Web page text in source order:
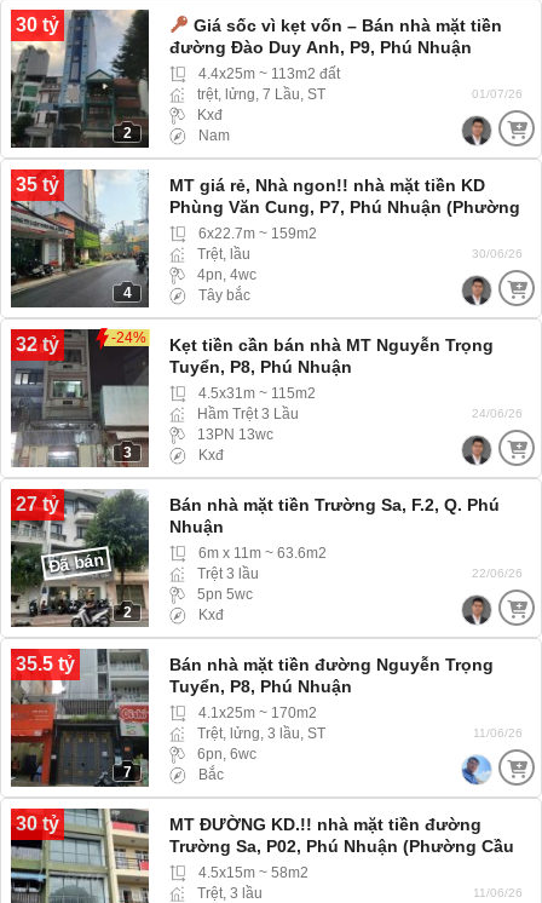
30 tỷ
2
Giá sốc vì kẹt vốn – Bán nhà mặt tiền
đường Đào Duy Anh, P9, Phú Nhuận
4.4x25m ~ 113m2 đất
trệt, lửng, 7 Lầu, ST
Kxđ
Nam
01/07/26
35 tỷ
4
MT giá rẻ, Nhà ngon!! nhà mặt tiền KD
Phùng Văn Cung, P7, Phú Nhuận (Phường
Cầu Kiệu) mặt tiền KD
6x22.7m ~ 159m2
Trệt, lầu
4pn, 4wc
Tây bắc
30/06/26
32 tỷ -24%
3
Kẹt tiền cần bán nhà MT Nguyễn Trọng
Tuyển, P8, Phú Nhuận
4.5x31m ~ 115m2
Hầm Trệt 3 Lầu
13PN 13wc
Kxđ
24/06/26
27 tỷ
2
Đã bán
Bán nhà mặt tiền Trường Sa, F.2, Q. Phú
Nhuận
6m x 11m ~ 63.6m2
Trệt 3 lầu
5pn 5wc
Kxđ
22/06/26
35.5 tỷ
7
Bán nhà mặt tiền đường Nguyễn Trọng
Tuyển, P8, Phú Nhuận
4.1x25m ~ 170m2
Trệt, lửng, 3 lầu, ST
6pn, 6wc
Bắc
11/06/26
30 tỷ
MT ĐƯỜNG KD.!! nhà mặt tiền đường
Trường Sa, P02, Phú Nhuận (Phường Cầu
Kiệu) MT đường lớn
4.5x15m ~ 58m2
Trệt, 3 lầu
11/06/26